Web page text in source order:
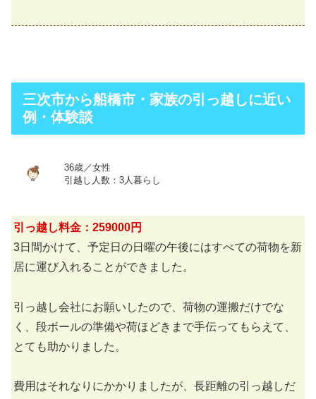
三次市から船橋市・家族の引っ越しに近い
例・体験談
36歳／女性
引越し人数：3人暮らし
引っ越し料金：259000円
3日間かけて、予定日の日曜の午後にはすべての荷物を新
居に運び入れることができました。
引っ越し会社にお願いしたので、荷物の運搬だけでな
く、段ボールの準備や荷ほどきまで手伝ってもらえて、
とても助かりました。
費用はそれなりにかかりましたが、長距離の引っ越しだ